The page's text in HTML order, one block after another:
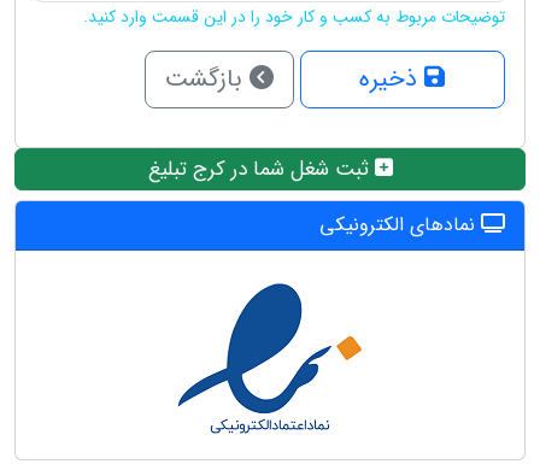
توضیحات مربوط به کسب و کار خود را در این قسمت وارد کنید.
ذخیره بازگشت
ثبت شغل شما در کرج تبلیغ
نمادهای الکترونیکی